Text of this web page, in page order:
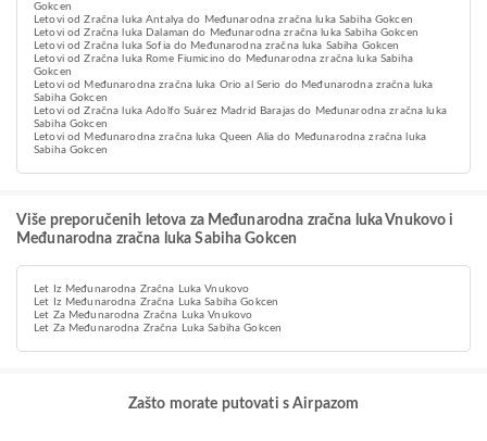
Gokcen
Letovi od Zračna luka Antalya do Međunarodna zračna luka Sabiha Gokcen
Letovi od Zračna luka Dalaman do Međunarodna zračna luka Sabiha Gokcen
Letovi od Zračna luka Sofia do Međunarodna zračna luka Sabiha Gokcen
Letovi od Zračna luka Rome Fiumicino do Međunarodna zračna luka Sabiha
Gokcen
Letovi od Međunarodna zračna luka Orio al Serio do Međunarodna zračna luka
Sabiha Gokcen
Letovi od Zračna luka Adolfo Suárez Madrid Barajas do Međunarodna zračna luka
Sabiha Gokcen
Letovi od Međunarodna zračna luka Queen Alia do Međunarodna zračna luka
Sabiha Gokcen
Više preporučenih letova za Međunarodna zračna luka Vnukovo i
Međunarodna zračna luka Sabiha Gokcen
Let Iz Međunarodna Zračna Luka Vnukovo
Let Iz Međunarodna Zračna Luka Sabiha Gokcen
Let Za Međunarodna Zračna Luka Vnukovo
Let Za Međunarodna Zračna Luka Sabiha Gokcen
Zašto morate putovati s Airpazom